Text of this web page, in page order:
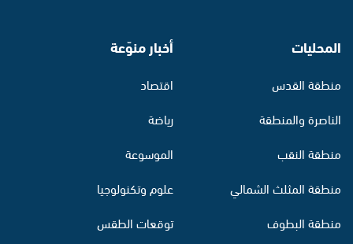
المحليات
منطقة القدس
الناصرة والمنطقة
منطقة النقب
منطقة المثلث الشمالي
منطقة البطوف
أخبار منوّعة
اقتصاد
رياضة
الموسوعة
علوم وتكنولوجيا
توقعات الطقس